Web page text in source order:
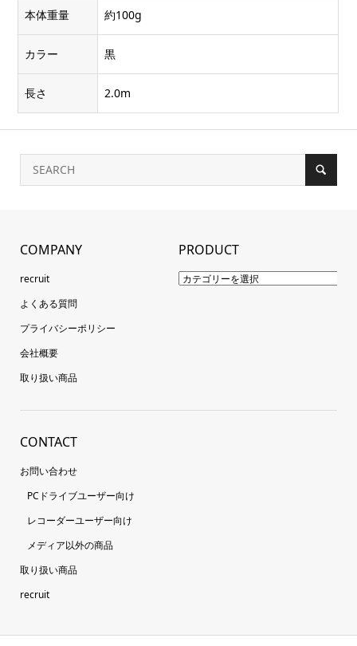
本体重量 約100g
カラー 黒
長さ 2.0m
COMPANY
recruit
よくある質問
プライバシーポリシー
会社概要
取り扱い商品
PRODUCT
CONTACT
お問い合わせ
PCドライブユーザー向け
レコーダーユーザー向け
メディア以外の商品
取り扱い商品
recruit